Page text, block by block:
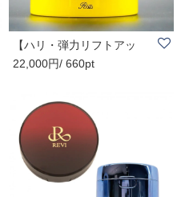
【ハリ・弾力リフトアッ
プ】REVI 陶肌ク..
22,000円/ 660pt